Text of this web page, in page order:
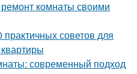
комнаты своими
советов для
современный подход